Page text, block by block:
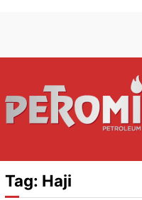
konten
content
Tag: Haji